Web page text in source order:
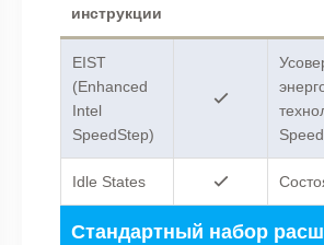
инструкции
EIST
(Enhanced
Intel
SpeedStep)
Idle States
Стандартный набор